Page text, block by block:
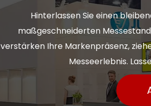
Hinterlassen Sie einen
maßgeschneiderten
verstärken Ihre Markenpräsenz,
Messeerlebnis.